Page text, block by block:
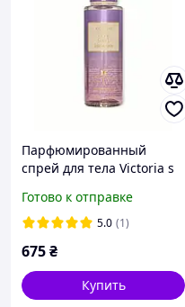
Парфюмированный
спрей для тела Victoria s
250 мл
Готово к отправке
5.0 (1)
675₴
Купить